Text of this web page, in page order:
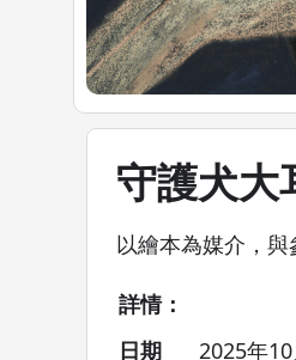
守護犬大
以繪本為媒介，與
詳情：
日期
2025年